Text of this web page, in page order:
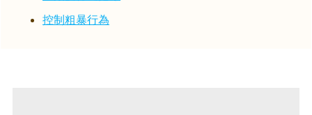
控制粗暴行為